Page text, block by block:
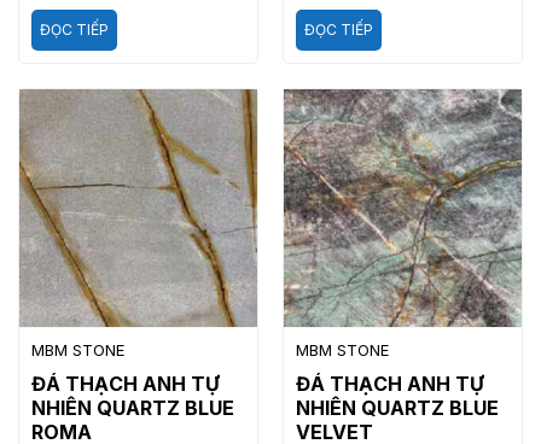
ĐỌC TIẾP ĐỌC TIẾP
MBM STONE
ĐÁ THẠCH ANH TỰ
NHIÊN QUARTZ BLUE
ROMA
MBM STONE
ĐÁ THẠCH ANH TỰ
NHIÊN QUARTZ BLUE
VELVET